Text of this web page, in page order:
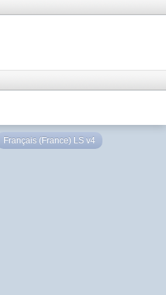
Français (France) LS v4